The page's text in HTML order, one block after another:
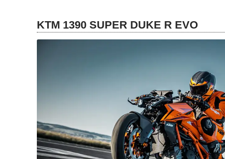
KTM 1390 SUPER DUKE R EVO